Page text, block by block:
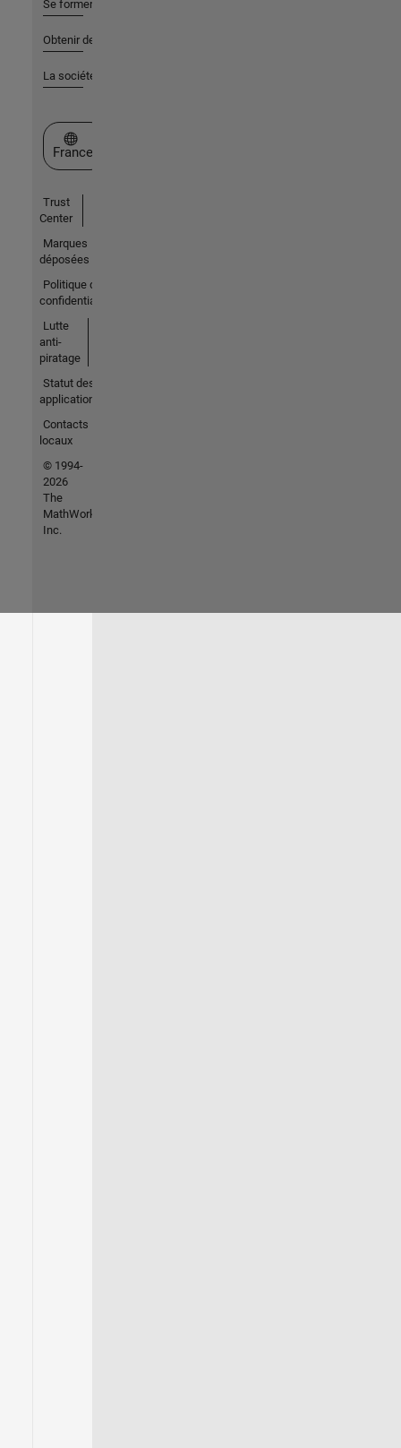
Se former
Obtenir de l'aide
La société
Sélectionner un site web
France
Trust
Center
Marques
déposées
Politique de
confidentialité
Lutte
anti-
piratage
Statut des
applications
Contacts
locaux
© 1994-
2026
The
MathWorks,
Inc.